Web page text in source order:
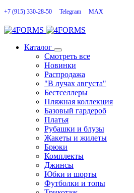
+7 (915) 330-28-50 Telegram MAX
Каталог
Смотреть все
Новинки
Распродажа
"В лучах августа"
Бестселлеры
Пляжная коллекция
Базовый гардероб
Платья
Рубашки и блузы
Жакеты и жилеты
Брюки
Комплекты
Джинсы
Юбки и шорты
Футболки и топы